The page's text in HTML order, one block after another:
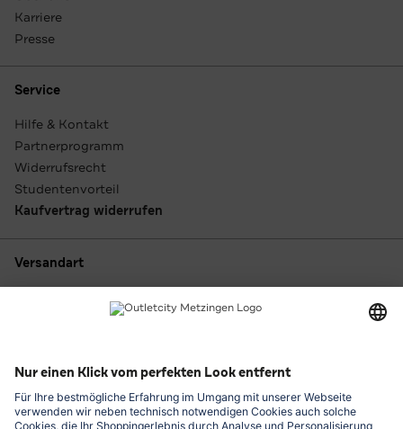
Karriere
Presse
Service
Hilfe & Kontakt
Partnerprogramm
Widerrufsrecht
Studentenvorteil
Kaufvertrag widerrufen
Versandart